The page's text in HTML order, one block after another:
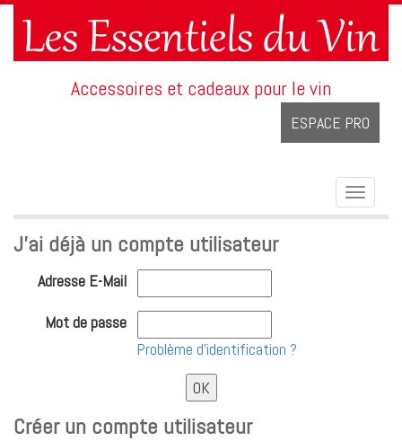
Accessoires et cadeaux pour le vin
ESPACE PRO
Toggle
J'ai déjà un compte utilisateur
Adresse E-Mail
Mot de passe
Problème d'identification ?
Créer un compte utilisateur